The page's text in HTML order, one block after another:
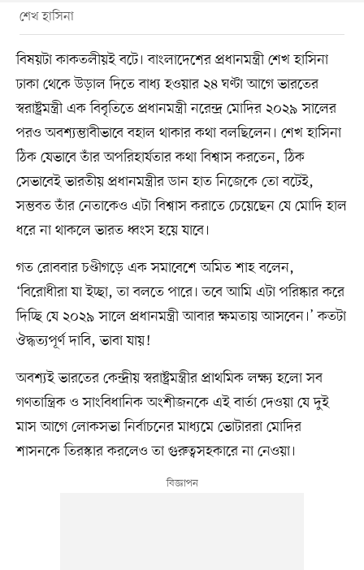
শেখ হাসিনা
বিষয়টা কাকতলীয়ই বটে। বাংলাদেশের প্রধানমন্ত্রী শেখ হাসিনা
ঢাকা থেকে উড়াল দিতে বাধ্য হওয়ার ২৪ ঘণ্টা আগে ভারতের
স্বরাষ্ট্রমন্ত্রী এক বিবৃতিতে প্রধানমন্ত্রী নরেন্দ্র মোদির ২০২৯ সালের
পরও অবশ্যম্ভাবীভাবে বহাল থাকার কথা বলছিলেন। শেখ হাসিনা
ঠিক যেভাবে তাঁর অপরিহার্যতার কথা বিশ্বাস করতেন, ঠিক
সেভাবেই ভারতীয় প্রধানমন্ত্রীর ডান হাত নিজেকে তো বটেই,
সম্ভবত তাঁর নেতাকেও এটা বিশ্বাস করাতে চেয়েছেন যে মোদি হাল
ধরে না থাকলে ভারত ধ্বংস হয়ে যাবে।
গত রোববার চণ্ডীগড়ে এক সমাবেশে অমিত শাহ বলেন,
‘বিরোধীরা যা ইচ্ছা, তা বলতে পারে। তবে আমি এটা পরিষ্কার করে
দিচ্ছি যে ২০২৯ সালে প্রধানমন্ত্রী আবার ক্ষমতায় আসবেন।’ কতটা
ঔদ্ধত্যপূর্ণ দাবি, ভাবা যায়!
অবশ্যই ভারতের কেন্দ্রীয় স্বরাষ্ট্রমন্ত্রীর প্রাথমিক লক্ষ্য হলো সব
গণতান্ত্রিক ও সাংবিধানিক অংশীজনকে এই বার্তা দেওয়া যে দুই
মাস আগে লোকসভা নির্বাচনের মাধ্যমে ভোটাররা মোদির
শাসনকে তিরস্কার করলেও তা গুরুত্বসহকারে না নেওয়া।